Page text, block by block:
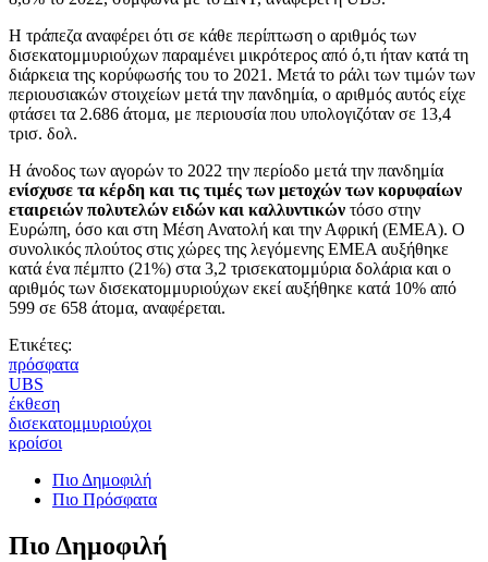
Η τράπεζα αναφέρει ότι σε κάθε περίπτωση ο αριθμός των
δισεκατομμυριούχων παραμένει μικρότερος από ό,τι ήταν κατά τη
διάρκεια της κορύφωσής του το 2021. Μετά το ράλι των τιμών των
περιουσιακών στοιχείων μετά την πανδημία, ο αριθμός αυτός είχε
φτάσει τα 2.686 άτομα, με περιουσία που υπολογιζόταν σε 13,4
τρισ. δολ.
Η άνοδος των αγορών το 2022 την περίοδο μετά την πανδημία
ενίσχυσε τα κέρδη και τις τιμές των μετοχών των κορυφαίων
εταιρειών πολυτελών ειδών και καλλυντικών τόσο στην
Ευρώπη, όσο και στη Μέση Ανατολή και την Αφρική (ΕΜΕΑ). Ο
συνολικός πλούτος στις χώρες της λεγόμενης ΕΜΕΑ αυξήθηκε
κατά ένα πέμπτο (21%) στα 3,2 τρισεκατομμύρια δολάρια και ο
αριθμός των δισεκατομμυριούχων εκεί αυξήθηκε κατά 10% από
599 σε 658 άτομα, αναφέρεται.
Ετικέτες:
πρόσφατα
UBS
έκθεση
δισεκατομμυριούχοι
κροίσοι
Πιο Δημοφιλή
Πιο Πρόσφατα
Πιο Δημοφιλή